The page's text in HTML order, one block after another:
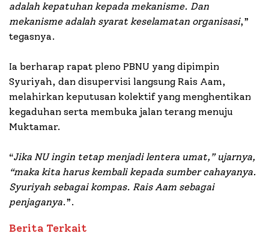
adalah kepatuhan kepada mekanisme. Dan
mekanisme adalah syarat keselamatan organisasi,”
tegasnya.
Ia berharap rapat pleno PBNU yang dipimpin
Syuriyah, dan disupervisi langsung Rais Aam,
melahirkan keputusan kolektif yang menghentikan
kegaduhan serta membuka jalan terang menuju
Muktamar.
“Jika NU ingin tetap menjadi lentera umat,” ujarnya,
“maka kita harus kembali kepada sumber cahayanya.
Syuriyah sebagai kompas. Rais Aam sebagai
penjaganya.”.
Berita Terkait